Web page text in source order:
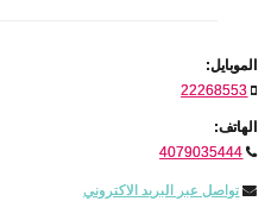
الموبايل:
22268553
الهاتف:
4079035444
تواصل عبر البريد الاكتروني